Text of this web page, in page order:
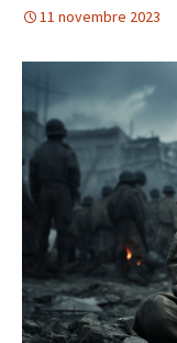
11 novembre 2023